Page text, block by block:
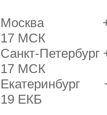
Москва +7
17 МСК
Санкт-
17 МСК
Екатеринбург
19 ЕКБ